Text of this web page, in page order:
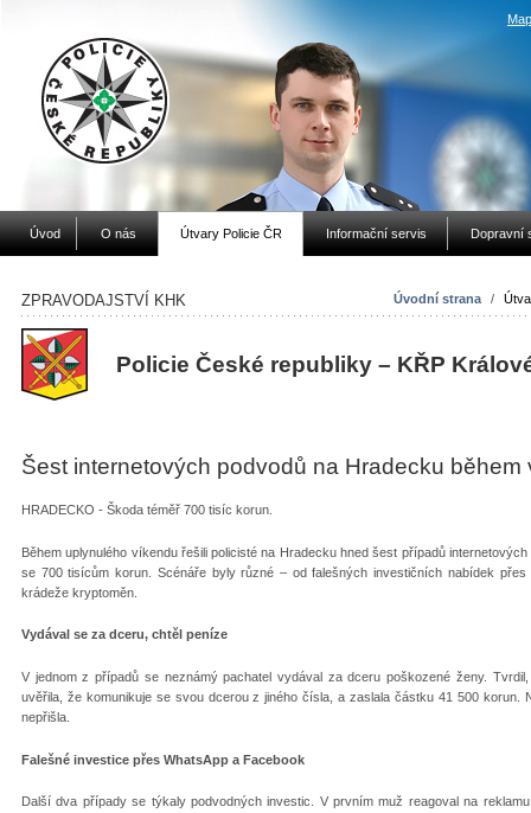
Úvod O nás Útvary Policie ČR Informační servis Dopravní
Úvodní strana /
ZPRAVODAJSTVÍ KHK
Policie České republiky – KŘP
Šest internetových podvodů na Hradecku během
HRADECKO - Škoda téměř 700 tisíc korun.
Během uplynulého víkendu řešili policisté na Hradecku hned šest případů
se 700 tisícům korun. Scénáře byly různé – od falešných investičních nabídek
krádeže kryptoměn.
Vydával se za dceru, chtěl peníze
V jednom z případů se neznámý pachatel vydával za dceru poškozené ženy.
uvěřila, že komunikuje se svou dcerou z jiného čísla, a zaslala částku 41 500 korun.
nepřišla.
Falešné investice přes WhatsApp a Facebook
Další dva případy se týkaly podvodných investic. V prvním muž reagoval na